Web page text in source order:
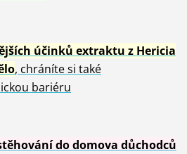
účinků extraktu z Hericia
, chráníte si také
bariéru
do domova důchodců